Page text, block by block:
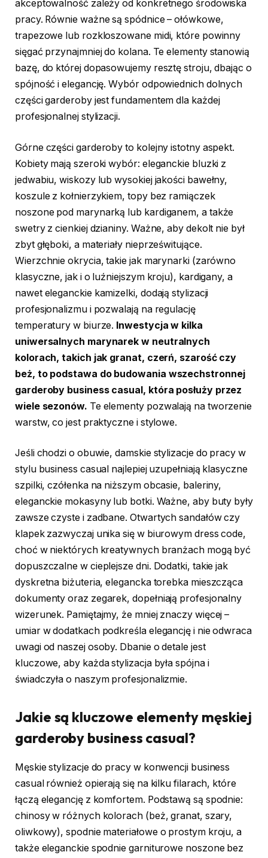
akceptowalność zależy od konkretnego środowiska
pracy. Równie ważne są spódnice – ołówkowe,
trapezowe lub rozkloszowane midi, które powinny
sięgać przynajmniej do kolana. Te elementy stanowią
bazę, do której dopasowujemy resztę stroju, dbając o
spójność i elegancję. Wybór odpowiednich dolnych
części garderoby jest fundamentem dla każdej
profesjonalnej stylizacji.
Górne części garderoby to kolejny istotny aspekt.
Kobiety mają szeroki wybór: eleganckie bluzki z
jedwabiu, wiskozy lub wysokiej jakości bawełny,
koszule z kołnierzykiem, topy bez ramiączek
noszone pod marynarką lub kardiganem, a także
swetry z cienkiej dzianiny. Ważne, aby dekolt nie był
zbyt głęboki, a materiały nieprześwitujące.
Wierzchnie okrycia, takie jak marynarki (zarówno
klasyczne, jak i o luźniejszym kroju), kardigany, a
nawet eleganckie kamizelki, dodają stylizacji
profesjonalizmu i pozwalają na regulację
temperatury w biurze. Inwestycja w kilka
uniwersalnych marynarek w neutralnych
kolorach, takich jak granat, czerń, szarość czy
beż, to podstawa do budowania wszechstronnej
garderoby business casual, która posłuży przez
wiele sezonów. Te elementy pozwalają na tworzenie
warstw, co jest praktyczne i stylowe.
Jeśli chodzi o obuwie, damskie stylizacje do pracy w
stylu business casual najlepiej uzupełniają klasyczne
szpilki, czółenka na niższym obcasie, baleriny,
eleganckie mokasyny lub botki. Ważne, aby buty były
zawsze czyste i zadbane. Otwartych sandałów czy
klapek zazwyczaj unika się w biurowym dress code,
choć w niektórych kreatywnych branżach mogą być
dopuszczalne w cieplejsze dni. Dodatki, takie jak
dyskretna biżuteria, elegancka torebka mieszcząca
dokumenty oraz zegarek, dopełniają profesjonalny
wizerunek. Pamiętajmy, że mniej znaczy więcej –
umiar w dodatkach podkreśla elegancję i nie odwraca
uwagi od naszej osoby. Dbanie o detale jest
kluczowe, aby każda stylizacja była spójna i
świadczyła o naszym profesjonalizmie.
Jakie są kluczowe elementy męskiej
garderoby business casual?
Męskie stylizacje do pracy w konwencji business
casual również opierają się na kilku filarach, które
łączą elegancję z komfortem. Podstawą są spodnie:
chinosy w różnych kolorach (beż, granat, szary,
oliwkowy), spodnie materiałowe o prostym kroju, a
także eleganckie spodnie garniturowe noszone bez